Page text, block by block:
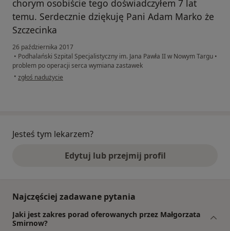
chorym osobiście tego doświadczyłem 7 lat
temu. Serdecznie dziękuję Pani Adam Marko że
Szczecinka
26 października 2017
• Podhalański Szpital Specjalistyczny im. Jana Pawła II w Nowym Targu •
problem po operacji serca wymiana zastawek
• w opinii użytkownika Konto zostało usunięte
zgłoś nadużycie
Jesteś tym lekarzem?
Edytuj lub przejmij profil
Najczęściej zadawane pytania
Jaki jest zakres porad oferowanych przez Małgorzata
Smirnow?